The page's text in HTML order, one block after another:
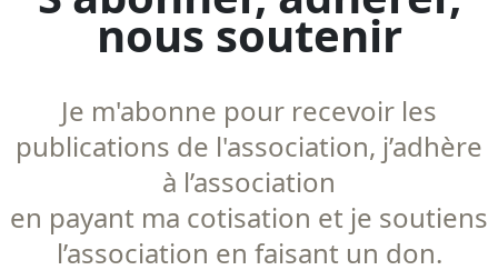
nous soutenir
Je m'abonne pour recevoir les
publications de l'association, j’adhère
à l’association
en payant ma cotisation et je soutiens
l’association en faisant un don.